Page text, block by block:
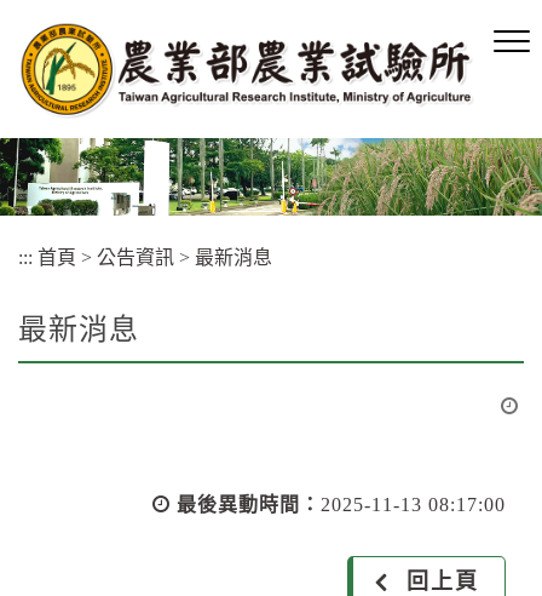
容
區
塊
::: 首頁 > 公告資訊 > 最新消息
最新消息
最後異動時間： 2025-11-13 08:17:00
回上頁